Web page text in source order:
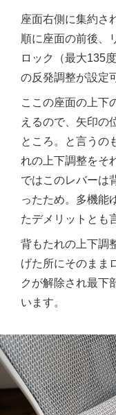
座面右側に集約さ
順に座面の前後、
ロック（最大135
の反発調整が設定
ここの座面の上下
えるので、矢印の
ところ。と言うの
れの上下調整をそ
ではこのレバーは
ったため。多機能
たデメリットとも
背もたれの上下調
げた所にそのまま
クが解除され最下
います。